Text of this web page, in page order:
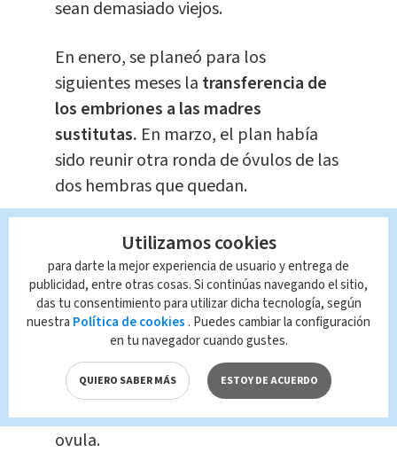
sean demasiado viejos.
En enero, se planeó para los
siguientes meses la transferencia de
los embriones a las madres
sustitutas. En marzo, el plan había
sido reunir otra ronda de óvulos de las
dos hembras que quedan.
Pero como esosóvulos son limitados,
los científicos trabajan con
embriones de rinocerontes blancos
del sur hasta que puedan lograr un
embarazo exitoso. Hasta ahora, siete
u ocho han fracasado. Se necesita una
hembra receptiva, junto con el
conocimiento de exactamente cuándo
ovula.
Utilizamos cookies
para darte la mejor experiencia de usuario y entrega de
publicidad, entre otras cosas. Si continúas navegando el sitio,
das tu consentimiento para utilizar dicha tecnología, según
nuestra Política de cookies . Puedes cambiar la configuración
en tu navegador cuando gustes.
QUIERO SABER MÁS ESTOY DE ACUERDO